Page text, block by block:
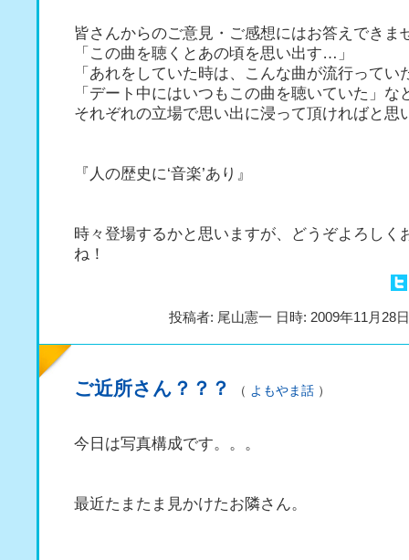
皆さんからのご意見・ご感想にはお答えできま
「この曲を聴くとあの頃を思い出す…」
「あれをしていた時は、こんな曲が流行ってい
「デート中にはいつもこの曲を聴いていた」な
それぞれの立場で思い出に浸って頂ければと思
『人の歴史に‘音楽’あり』
時々登場するかと思いますが、どうぞよろしく
ね！
投稿者: 尾山憲一 日時: 2009年11月28
ご近所さん？？？ （ よもやま話 ）
今日は写真構成です。。。
最近たまたま見かけたお隣さん。